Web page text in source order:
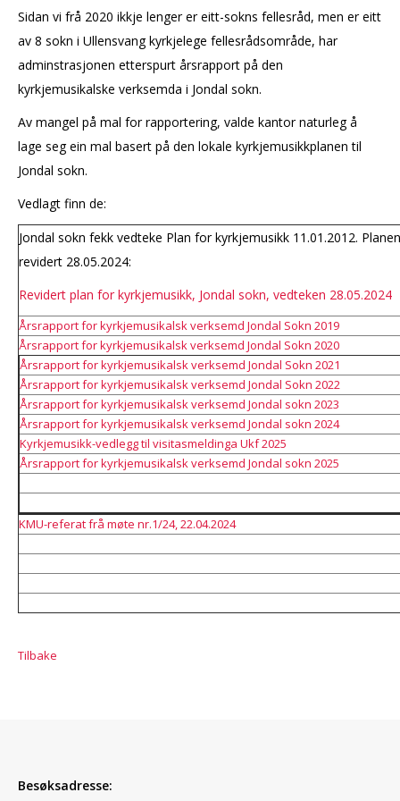
Sidan vi frå 2020 ikkje lenger er eitt-sokns fellesråd, men er eitt
av 8 sokn i Ullensvang kyrkjelege fellesrådsområde, har
adminstrasjonen etterspurt årsrapport på den
kyrkjemusikalske verksemda i Jondal sokn.
Av mangel på mal for rapportering, valde kantor naturleg å
lage seg ein mal basert på den lokale kyrkjemusikkplanen til
Jondal sokn.
Vedlagt finn de:
Jondal sokn fekk vedteke Plan for kyrkjemusikk 11.01.2012.
revidert 28.05.2024:
Revidert plan for kyrkjemusikk, Jondal sokn, vedteken 28.05.2024
Årsrapport for kyrkjemusikalsk verksemd Jondal Sokn 2019
Årsrapport for kyrkjemusikalsk verksemd Jondal Sokn 2020
Årsrapport for kyrkjemusikalsk verksemd Jondal Sokn 2021
Årsrapport for kyrkjemusikalsk verksemd Jondal Sokn 2022
Årsrapport for kyrkjemusikalsk verksemd Jondal sokn 2023
Årsrapport for kyrkjemusikalsk verksemd Jondal sokn 2024
Kyrkjemusikk-vedlegg til visitasmeldinga Ukf 2025
Årsrapport for kyrkjemusikalsk verksemd Jondal sokn 2025
KMU-referat frå møte nr.1/24, 22.04.2024
Tilbake
Besøksadresse: